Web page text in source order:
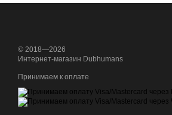
© 2018—2026
Интернет-магазин Dubhumans
Принимаем к оплате